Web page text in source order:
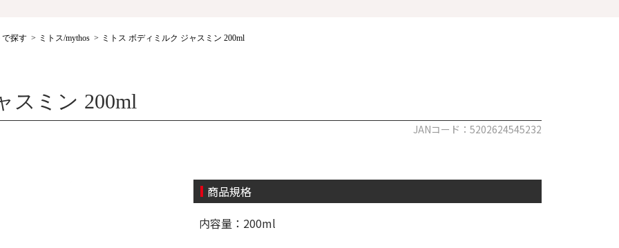
で探す ミトス/mythos ミトス ボディミルク ジャスミン 200ml
スミン 200ml
JANコード：5202624545232
商品規格
内容量：200ml